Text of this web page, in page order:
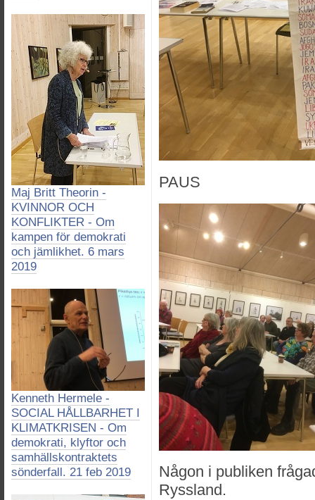
Maj Britt Theorin -
KVINNOR OCH
KONFLIKTER - Om
kampen för demokrati
och jämlikhet. 6 mars
2019
Kenneth Hermele -
SOCIAL HÅLLBARHET I
KLIMATKRISEN - Om
demokrati, klyftor och
samhällskontraktets
sönderfall. 21 feb 2019
PAUS
Någon i publiken
Ryssland.